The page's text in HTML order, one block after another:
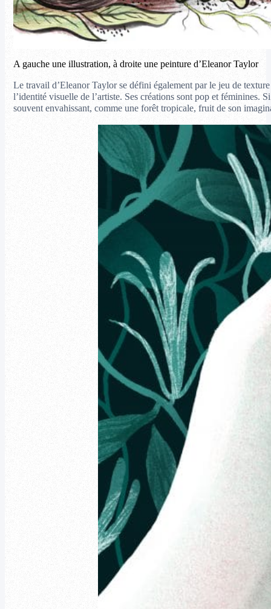
A gauche une illustration, à droite une peinture d’Eleanor Taylor
Le travail d’Eleanor Taylor se défini également par le jeu de
l’identité visuelle de l’artiste. Ses créations sont pop et féminines.
souvent envahissant, comme une forêt tropicale, fruit de son